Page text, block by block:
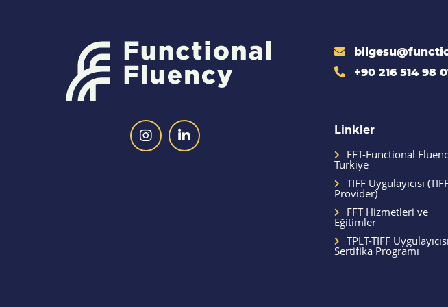
+90 216 514 98
Linkler
FFT-Functional
Türkiye
TIFF Uygulayıcısı
Provider)
FFT Hizmetleri ve
Eğitimler
TPLT-TIFF Uygulayıcısı
Sertifika Programı